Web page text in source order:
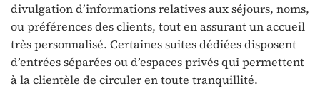
divulgation d’informations relatives aux séjours, noms,
ou préférences des clients, tout en assurant un accueil
très personnalisé. Certaines suites dédiées disposent
d’entrées séparées ou d’espaces privés qui permettent
à la clientèle de circuler en toute tranquillité.